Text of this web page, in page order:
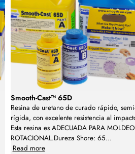
Smooth-Cast™ 65D
Resina de uretano de curado rápido,
rígida, con excelente resistencia al
Esta resina es ADECUADA PARA MOLDEO
ROTACIONAL.Dureza Shore: 65...
Read more